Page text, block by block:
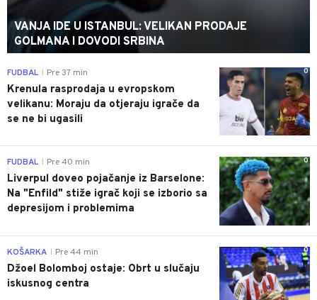
VANJA IDE U ISTANBUL: VELIKAN PRODAJE
GOLMANA I DOVODI SRBINA
0
FUDBAL Pre 37 min
Krenula rasprodaja u evropskom
velikanu: Moraju da otjeraju igrače da
se ne bi ugasili
0
FUDBAL Pre 40 min
Liverpul doveo pojačanje iz Barselone:
Na "Enfild" stiže igrač koji se izborio sa
depresijom i problemima
0
KOŠARKA Pre 44 min
Džoel Bolomboj ostaje: Obrt u slučaju
iskusnog centra